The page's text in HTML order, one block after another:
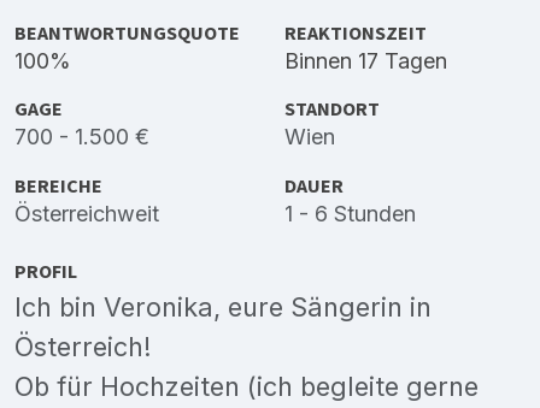
BEANTWORTUNGSQUOTE
100%
REAKTIONSZEIT
Binnen 17 Tagen
GAGE
700 - 1.500 €
STANDORT
Wien
BEREICHE
Österreichweit
DAUER
1 - 6 Stunden
PROFIL
Ich bin Veronika, eure Sängerin in
Österreich!
Ob für Hochzeiten (ich begleite gerne